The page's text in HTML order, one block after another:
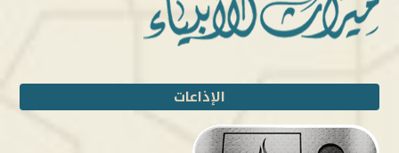
الإذاعات